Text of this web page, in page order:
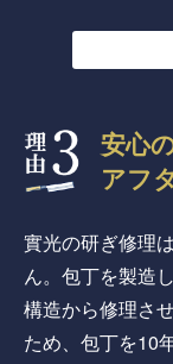
安心
アフ
實光の研ぎ修理
ん。包丁を製造
構造から修理さ
ため、包丁を10